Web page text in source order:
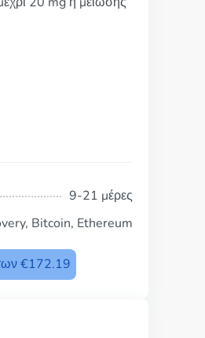
9-21 μέρες
Bitcoin, Ethereum
€172.19